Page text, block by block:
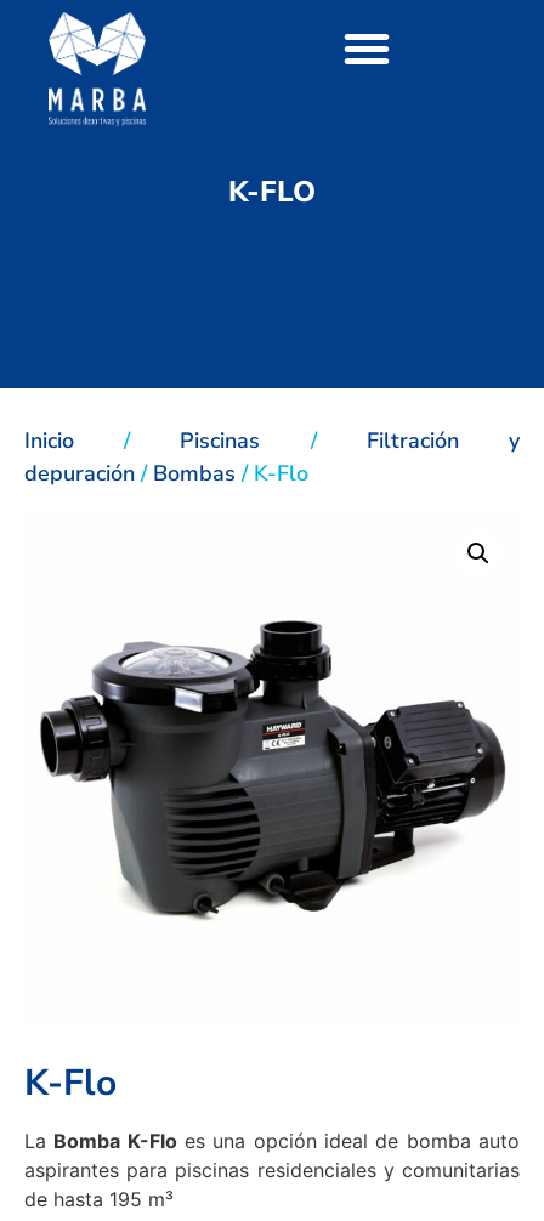
K-FLO
Inicio / Piscinas / Filtración y
depuración/ Bombas / K-Flo
K-Flo
La Bomba K-Floes una opción ideal de bomba auto
aspirantes para piscinas residenciales y comunitarias
de hasta 195 m³